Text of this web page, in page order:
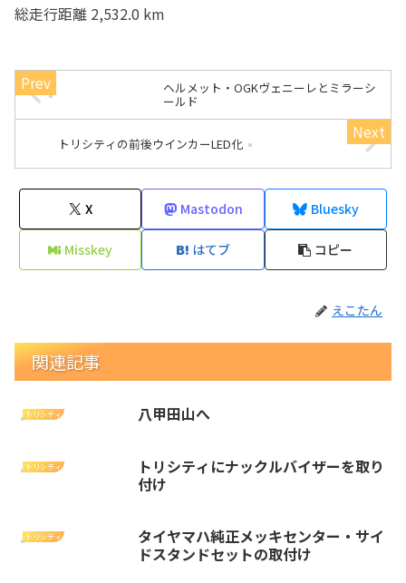
総走行距離 2,532.0 km
ヘルメット・OGKヴェニーレとミラーシ
ールド
トリシティの前後ウインカーLED化
X Mastodon Bluesky
Misskey はてブ コピー
えこたん
関連記事
トリシティ 八甲田山へ
トリシティ
トリシティにナックルバイザーを取り
付け
トリシティ
タイヤマハ純正メッキセンター・サイ
ドスタンドセットの取付け